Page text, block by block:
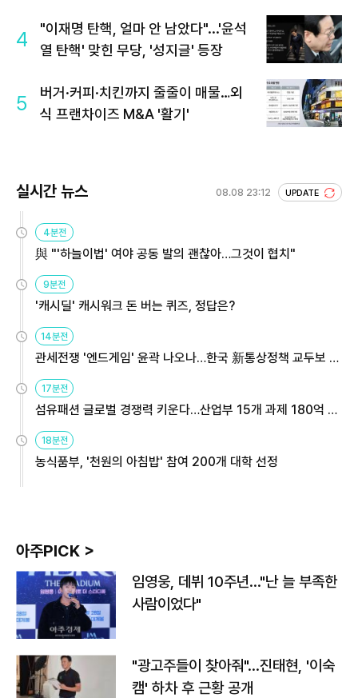
4
"이재명 탄핵, 얼마 안 남았다"...'윤석
열 탄핵' 맞힌 무당, '성지글' 등장
5
버거·커피·치킨까지 줄줄이 매물…외
식 프랜차이즈 M&A '활기'
실시간 뉴스 08.08 23:12 UPDATE
4분전
與 "'하늘이법' 여야 공동 발의 괜찮아…그것이 협치"
9분전
'캐시딜' 캐시워크 돈 버는 퀴즈, 정답은?
14분전
관세전쟁 '엔드게임' 윤곽 나오나…한국 新통상정책 교두보 활
용해야
17분전
섬유패션 글로벌 경쟁력 키운다…산업부 15개 과제 180억 지
원
18분전
농식품부, '천원의 아침밥' 참여 200개 대학 선정
아주PICK >
임영웅, 데뷔 10주년…"난 늘 부족한
사람이었다"
"광고주들이 찾아줘"…진태현, '이숙
캠' 하차 후 근황 공개